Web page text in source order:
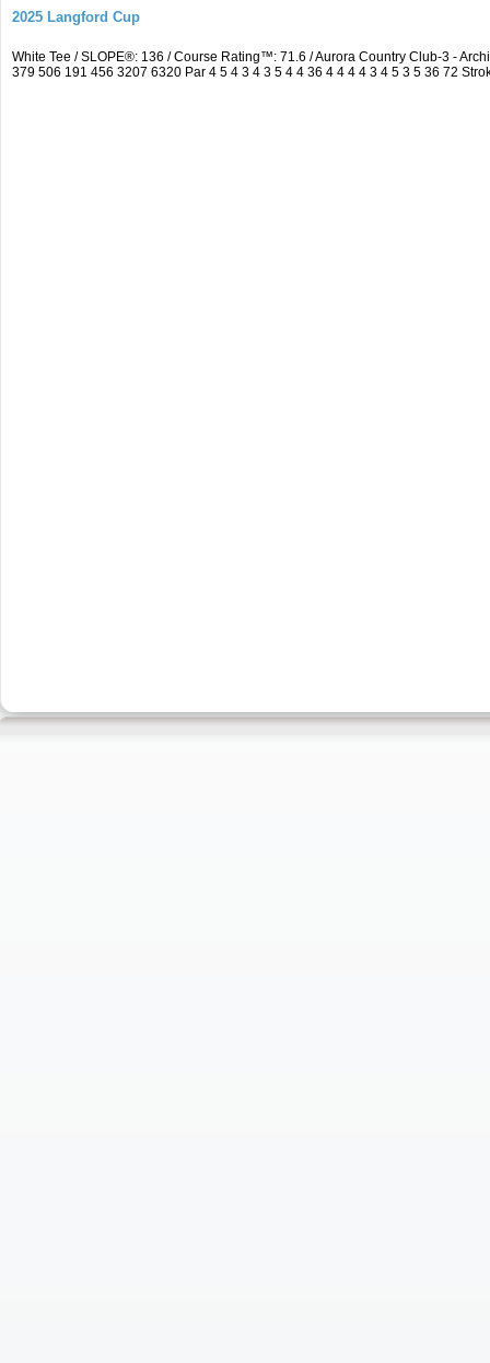
2025 Langford Cup
White Tee / SLOPE®: 136 / Course Rating™: 71.6 / Aurora Country Club-3 -
379 506 191 456 3207 6320 Par 4 5 4 3 4 3 5 4 4 36 4 4 4 4 3 4 5 3 5 36 72